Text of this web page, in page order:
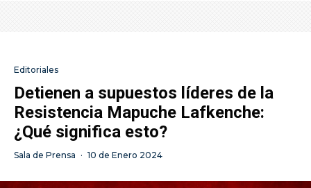
Editoriales
Detienen a supuestos líderes de la
Resistencia Mapuche Lafkenche:
¿Qué significa esto?
Sala de Prensa · 10 de Enero 2024